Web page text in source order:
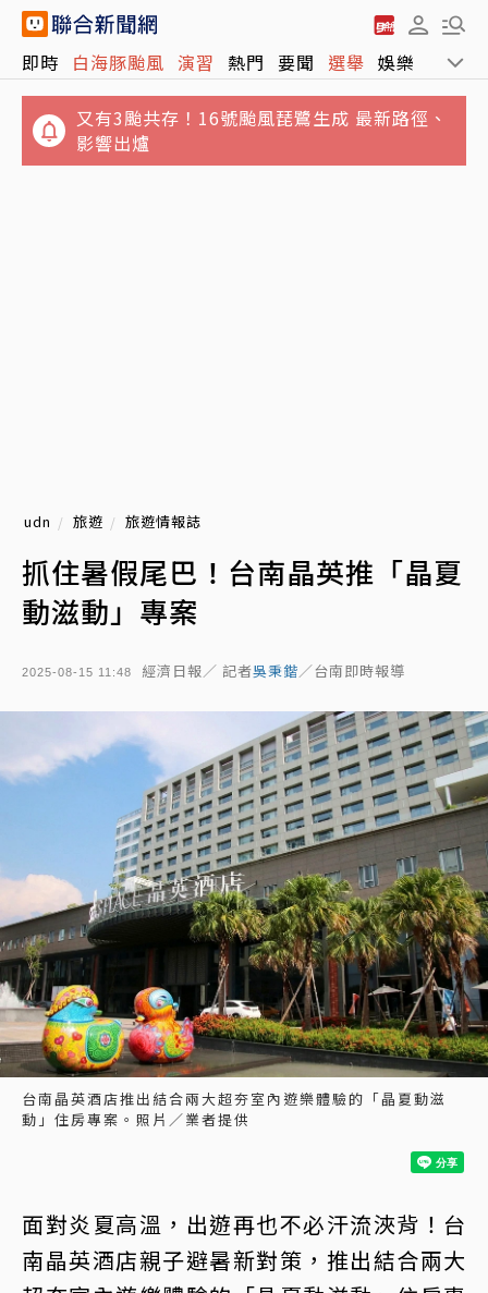
即時 白海豚颱風 演習 熱門 要聞 選舉 娛樂 運動
又有3颱共存！16號颱風琵鷺生成 最新路徑、
影響出爐
udn 旅遊 旅遊情報誌
抓住暑假尾巴！台南晶英推「晶夏
動滋動」專案
2025-08-15 11:48 經濟日報／ 記者吳秉鍇／台南即時報導
台南晶英酒店推出結合兩大超夯室內遊樂體驗的「晶夏動滋
動」住房專案。照片／業者提供
面對炎夏高溫，出遊再也不必汗流浹背！台
南晶英酒店親子避暑新對策，推出結合兩大